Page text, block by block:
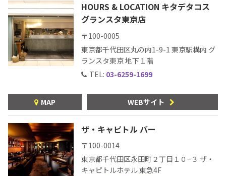
TEQUILA JOURNAL
About
テキーラのつくり方 テキーラマーケット
HOURS & LOCATION キタデタコス
グランスタ東京店
〒100-0005
東京都千代田区丸の内1-9-1 東京駅構内 グ
ランスタ東京 地下１階
TEL: 03-6259-1699
MAP WEBサイト
ザ・キャピトル バー
〒100-0014
東京都千代田区永田町２丁目１０−３ ザ・
キャピトルホテル 東急4F